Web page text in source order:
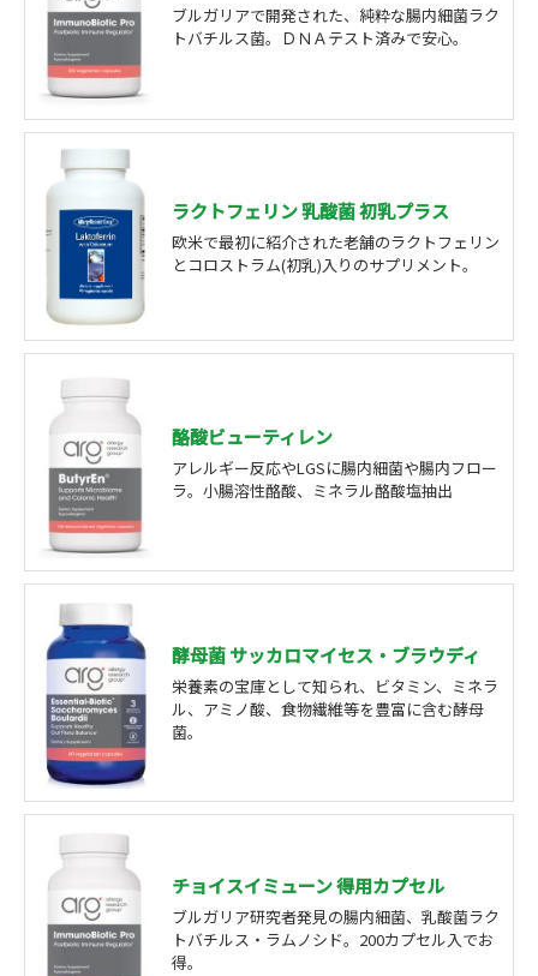
ブルガリアで開発された、純粋な腸内細菌ラク
トバチルス菌。ＤＮＡテスト済みで安心。
ラクトフェリン 乳酸菌 初乳プラス
欧米で最初に紹介された老舗のラクトフェリン
とコロストラム(初乳)入りのサプリメント。
酪酸ビューティレン
アレルギー反応やLGSに腸内細菌や腸内フロー
ラ。小腸溶性酪酸、ミネラル酪酸塩抽出
酵母菌 サッカロマイセス・ブラウディ
栄養素の宝庫として知られ、ビタミン、ミネラ
ル、アミノ酸、食物繊維等を豊富に含む酵母
菌。
チョイスイミューン 得用カプセル
ブルガリア研究者発見の腸内細菌、乳酸菌ラク
トバチルス・ラムノシド。200カプセル入でお
得。